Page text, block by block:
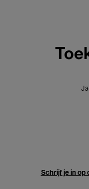
Schrijf je in op